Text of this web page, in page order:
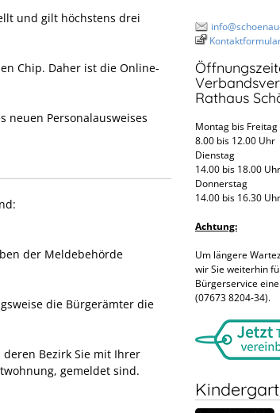
und gilt höchstens drei
Chip. Daher ist die Online-
neuen Personalausweises
der Meldebehörde
die Bürgerämter die
Bezirk Sie mit Ihrer
gemeldet sind.
Rathaus
Montag bis Freitag
8.00 bis 12.00 Uhr
Dienstag
14.00 bis 18.00 Uhr
Donnerstag
14.00 bis 16.30 Uhr
Achtung:
Um längere
wir Sie weiterhin
Bürgerservice
(07673 8204-34).